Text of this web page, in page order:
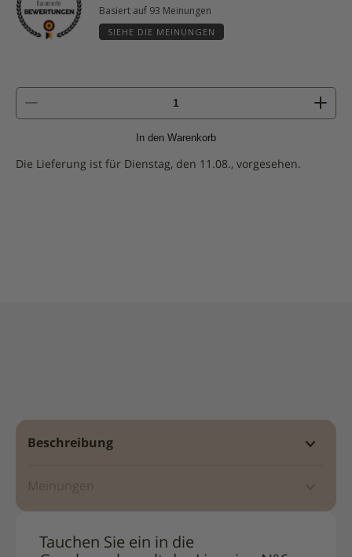
Basiert auf 93 Meinungen
SIEHE DIE MEINUNGEN
-
In den Warenkorb
Die Lieferung ist für Dienstag, den 11.08., vorgesehen.
Beschreibung
Tauchen Sie ein in die